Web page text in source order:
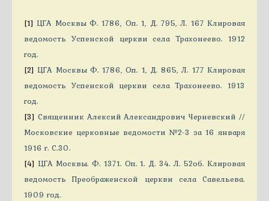
[1] ЦГА Москвы Ф. 1786, Оп. 1, Д. 795, Л. 167 Клировая
ведомость Успенской церкви села Трахонеево. 1912
год.
[2] ЦГА Москвы Ф. 1786, Оп. 1, Д. 865, Л. 177 Клировая
ведомость Успенской церкви села Трахонеево. 1913
год.
[3] Священник Алексий Александрович Черневский //
Московские церковные ведомости №2-3 за 16 января
1916 г. С.30.
[4] ЦГА Москвы. Ф. 1371. Оп. 1. Д. 34. Л. 52об. Клировая
ведомость Преображенской церкви села Савельева.
1909 год.